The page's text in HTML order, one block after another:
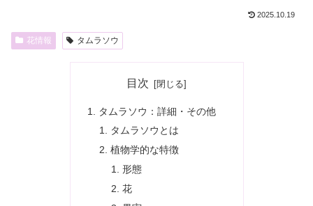
2025.10.19
花情報 タムラソウ
目次
タムラソウ：詳細・その他
タムラソウとは
植物学的な特徴
形態
花